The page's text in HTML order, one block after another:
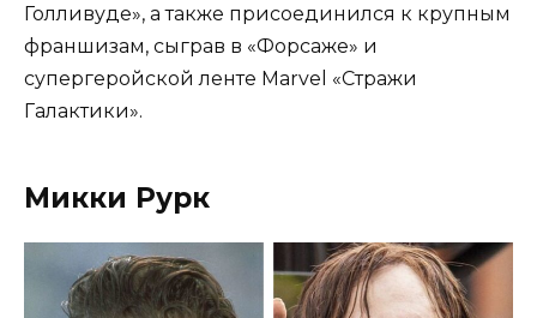
Голливуде», а также присоединился к крупным
франшизам, сыграв в «Форсаже» и
супергеройской ленте Marvel «Стражи
Галактики».
Микки Рурк